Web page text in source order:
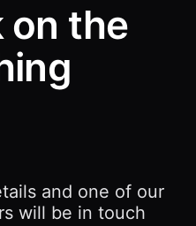
on the
and one of our
will be in touch